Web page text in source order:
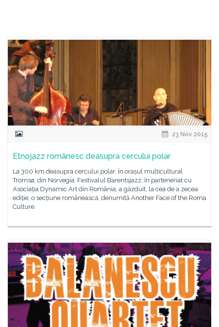
23 Nov 2015
Etnojazz românesc deasupra cercului polar
La 300 km deasupra cercului polar, în orașul multicultural
Tromsø, din Norvegia, Festivalul Barentsjazz, în parteneriat cu
Asociația Dynamic Art din România, a găzduit, la cea de a zecea
ediție, o secțiune românească, denumită Another Face of the Roma
Culture.